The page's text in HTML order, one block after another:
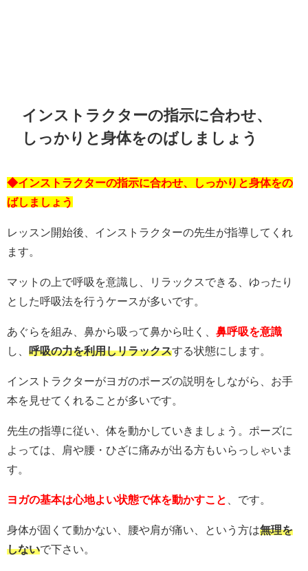
インストラクターの指示に合わせ、
しっかりと身体をのばしましょう
◆インストラクターの指示に合わせ、しっかりと身体をの
ばしましょう
レッスン開始後、インストラクターの先生が指導してくれ
ます。
マットの上で呼吸を意識し、リラックスできる、ゆったり
とした呼吸法を行うケースが多いです。
あぐらを組み、鼻から吸って鼻から吐く、 鼻呼吸を意識
し、 呼吸の力を利用しリラックスする状態にします。
インストラクターがヨガのポーズの説明をしながら、お手
本を見せてくれることが多いです。
先生の指導に従い、体を動かしていきましょう。ポーズに
よっては、肩や腰・ひざに痛みが出る方もいらっしゃいま
す。
ヨガの基本は心地よい状態で体を動かすこと 、です。
身体が固くて動かない、腰や肩が痛い、という方は無理を
しないで下さい。